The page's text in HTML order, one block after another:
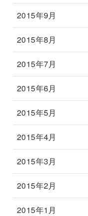
2015年9月
2015年8月
2015年7月
2015年6月
2015年5月
2015年4月
2015年3月
2015年2月
2015年1月